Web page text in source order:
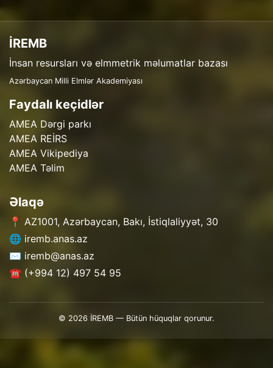
İREMB
İnsan resursları və elmmetrik məlumatlar bazası
Azərbaycan Milli Elmlər Akademiyası
Faydalı keçidlər
AMEA Dərgi parkı
AMEA REİRS
AMEA Vikipediya
AMEA Təlim
Əlaqə
📍 AZ1001, Azərbaycan, Bakı, İstiqlaliyyət, 30
🌐 iremb.anas.az
✉️ iremb@anas.az
☎️ (+994 12) 497 54 95
© 2026 İREMB — Bütün hüquqlar qorunur.